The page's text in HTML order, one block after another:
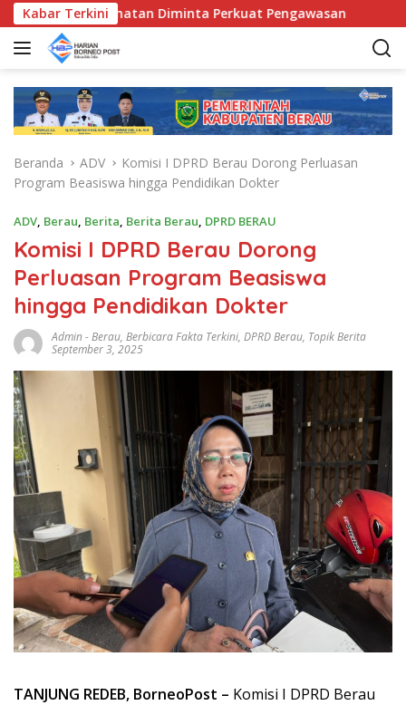
a
Kabar Terkini
Kecamatan Diminta Perkuat Pengawasan
Beranda ADV
Komisi I DPRD Berau Dorong Perluasan
Program Beasiswa hingga Pendidikan Dokter
ADV, Berau, Berita, Berita Berau, DPRD BERAU
Komisi I DPRD Berau Dorong
Perluasan Program Beasiswa
hingga Pendidikan Dokter
Admin-Berau, Berbicara Fakta Terkini, DPRD Berau, Topik Berita
September 3, 2025
TANJUNG REDEB, BorneoPost – Komisi I DPRD Berau